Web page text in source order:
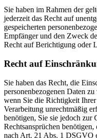
Sie haben im Rahmen der
jederzeit das Recht auf
gespeicherten
Empfänger und den Zweck
Recht auf Berichtigung oder
Recht auf
Sie haben das Recht, die
personenbezogenen Daten
wenn Sie die Richtigkeit
Verarbeitung unrechtmäßig
benötigen, Sie sie jedoch zur
Rechtsansprüchen
nach Art. 21 Abs. 1 DSGVO